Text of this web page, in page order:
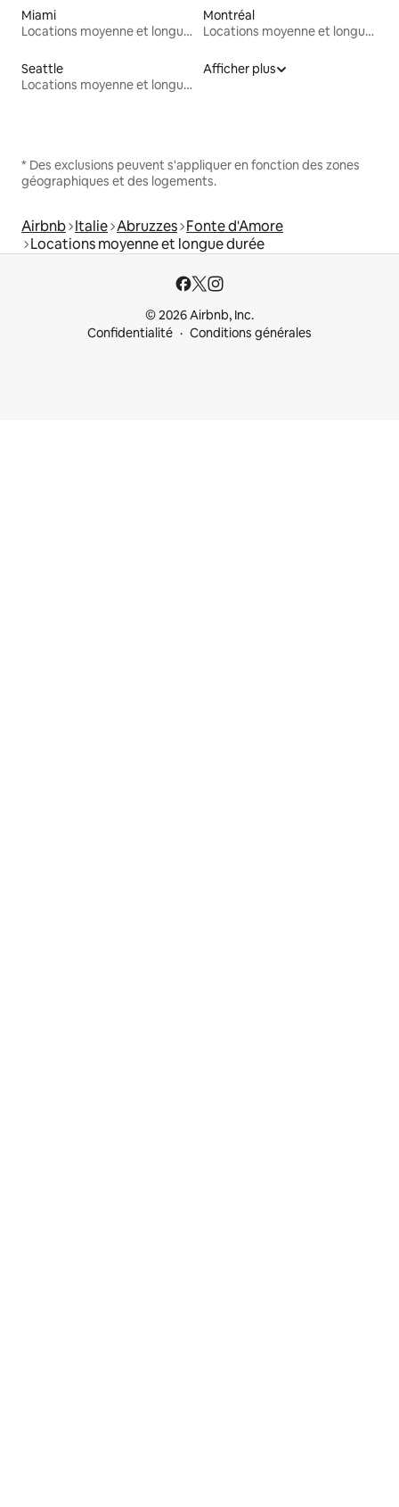
Miami
Locations moyenne et longue durée
Montréal
Locations moyenne et longue durée
Seattle
Locations moyenne et longue durée
Afficher plus
* Des exclusions peuvent s'appliquer en fonction des zones
géographiques et des logements.
Airbnb Italie Abruzzes Fonte d'Amore
Locations moyenne et longue durée
© 2026 Airbnb, Inc.
Confidentialité
Conditions générales